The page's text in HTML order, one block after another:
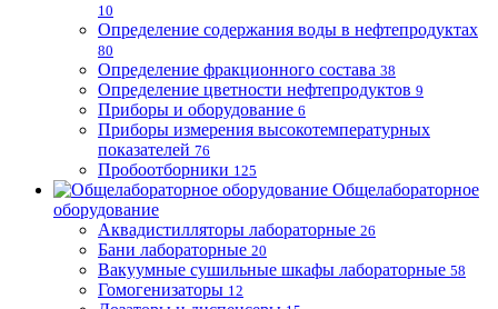
10
Определение содержания воды в нефтепродуктах
80
Определение фракционного состава 38
Определение цветности нефтепродуктов 9
Приборы и оборудование 6
Приборы измерения высокотемпературных
показателей 76
Пробоотборники 125
Общелабораторное
оборудование
Аквадистилляторы лабораторные 26
Бани лабораторные 20
Вакуумные сушильные шкафы лабораторные 58
Гомогенизаторы 12